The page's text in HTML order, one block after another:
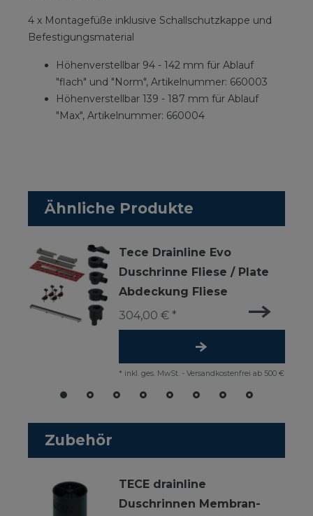
4 x Montagefüße inklusive Schallschutzkappe und
Befestigungsmaterial
Höhenverstellbar 94 - 142 mm für Ablauf
"flach" und "Norm", Artikelnummer: 660003
Höhenverstellbar 139 - 187 mm für Ablauf
"Max", Artikelnummer: 660004
Ähnliche Produkte
Tece Drainline Evo
Duschrinne Fliese / Plate
Abdeckung Fliese
304,00 € *
* inkl. ges. MwSt. - Versandkostenfrei ab 500 €
Zubehör
TECE drainline
Duschrinnen Membran-